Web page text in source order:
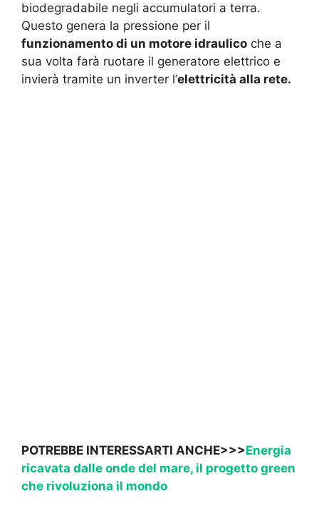
biodegradabile negli accumulatori a terra.
Questo genera la pressione per il
funzionamento di un motore idraulico che a
sua volta farà ruotare il generatore elettrico e
invierà tramite un inverter l’elettricità alla rete.
POTREBBE INTERESSARTI ANCHE>>>Energia
ricavata dalle onde del mare, il progetto green
che rivoluziona il mondo